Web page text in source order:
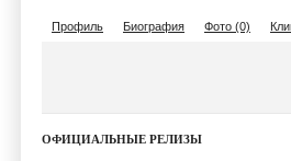
Профиль Биография Фото (0)
ОФИЦИАЛЬНЫЕ РЕЛИЗЫ